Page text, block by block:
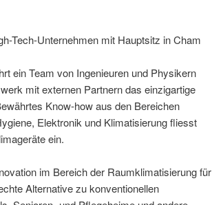
Tech-Unternehmen mit Hauptsitz in Cham
ein Team von Ingenieuren und Physikern
mit externen Partnern das einzigartige
Know-how aus den Bereichen
Elektronik und Klimatisierung fliesst
ein.
im Bereich der Raumklimatisierung für
Alternative zu konventionellen